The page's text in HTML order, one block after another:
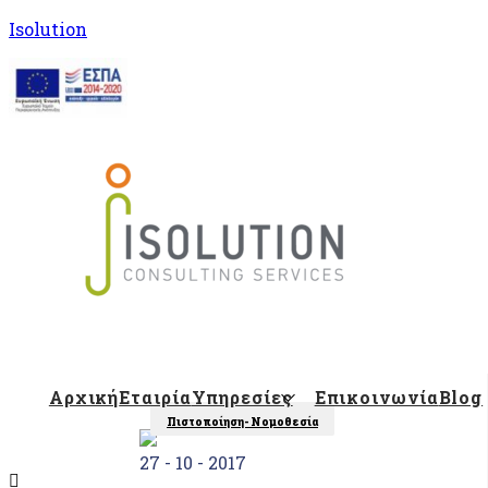
Isolution
ΑρχικήΕταιρίαΥπηρεσίες ΕπικοινωνίαBlog
Isolution Blog
Πιστοποίηση- Νομοθεσία
27 - 10 - 2017